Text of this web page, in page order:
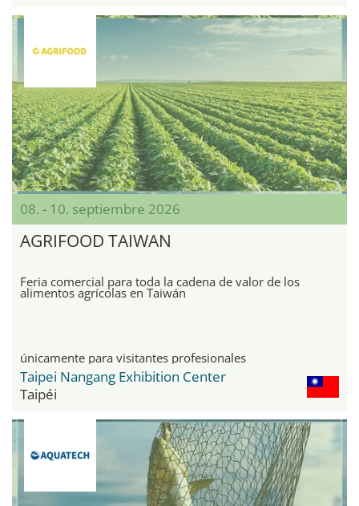
08. - 10. septiembre 2026
AGRIFOOD TAIWAN
Feria comercial para toda la cadena de valor de los
alimentos agrícolas en Taiwán
únicamente para visitantes profesionales
Taipei Nangang Exhibition Center
Taipéi